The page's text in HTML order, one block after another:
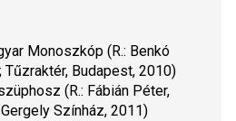
Monoszkóp (R.: Benkó
Tűzraktér, Budapest, 2010)
(R.: Fábián Péter,
Színház, 2011)